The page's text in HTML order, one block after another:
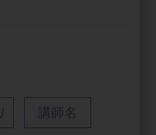
講師名
らない場合がありま
17:00 （祝日・夏季休
となります。